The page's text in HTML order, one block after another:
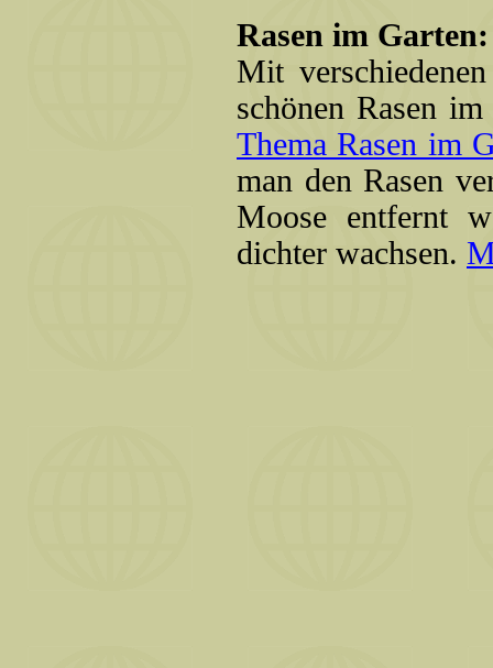
Rasen im Garten:
Mit
schönen Rasen
Thema Rasen im
man den Rasen
Moose entfernt
dichter wachsen.